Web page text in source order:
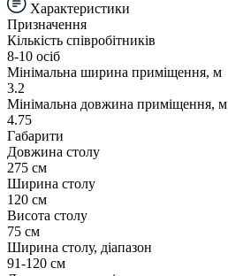
Характеристики
Призначення
Кількість співробітників
8-10 осіб
Мінімальна ширина приміщення, м
3.2
Мінімальна довжина приміщення, м
4.75
Габарити
Довжина столу
275 см
Ширина столу
120 см
Висота столу
75 см
Ширина столу, діапазон
91-120 см